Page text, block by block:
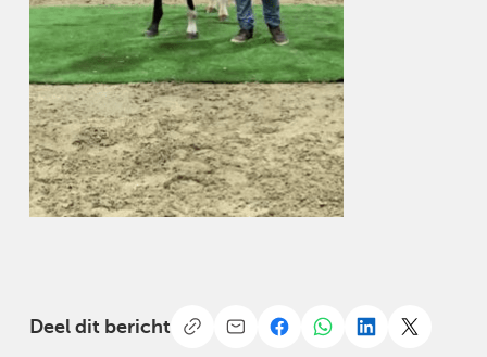
Deel dit bericht